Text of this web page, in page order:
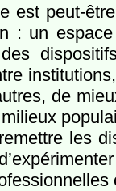
est peut-
: un
des
de
les